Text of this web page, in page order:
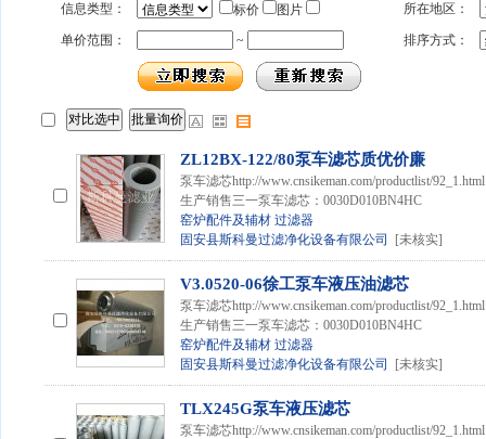
信息类型： 标价 图片 所在地区：
单价范围： ~ 排序方式：
ZL12BX-122/80泵车滤芯质优价廉
泵车滤芯http://www.cnsikeman.com/productlist/
生产销售三一泵车滤芯：0030D010BN4HC
窑炉配件及辅材 过滤器
固安县斯科曼过滤净化设备有限公司
[未核实]
V3.0520-06徐工泵车液压油滤芯
泵车滤芯http://www.cnsikeman.com/productlist/
生产销售三一泵车滤芯：0030D010BN4HC
窑炉配件及辅材 过滤器
固安县斯科曼过滤净化设备有限公司
[未核实]
TLX245G泵车液压滤芯
泵车滤芯http://www.cnsikeman.com/productlist/